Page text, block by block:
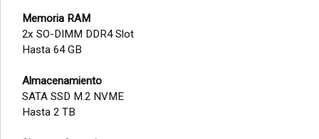
Memoria RAM
2x SO-DIMM DDR4 Slot
Hasta 64 GB
Almacenamiento
SATA SSD M.2 NVME
Hasta 2 TB